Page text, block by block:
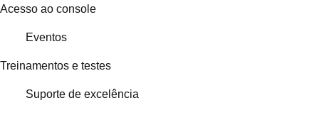
Acesso ao console
Eventos
Treinamentos e testes
Suporte de excelência